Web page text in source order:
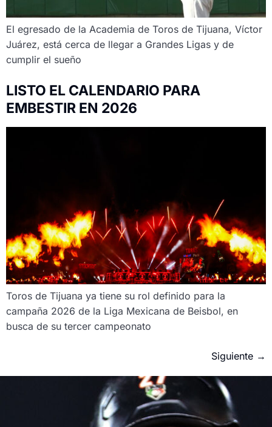
El egresado de la Academia de Toros de Tijuana, Víctor
Juárez, está cerca de llegar a Grandes Ligas y de
cumplir el sueño
LISTO EL CALENDARIO PARA
EMBESTIR EN 2026
Toros de Tijuana ya tiene su rol definido para la
campaña 2026 de la Liga Mexicana de Beisbol, en
busca de su tercer campeonato
Siguiente →